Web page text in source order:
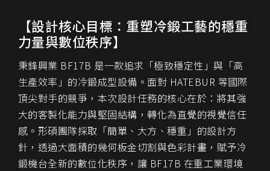
【設計核心目標：重塑冷鍛工藝的穩重
力量與數位秩序】
秉鋒興業 BF17B 是一款追求「極致穩定性」與「高
生產效率」的冷鍛成型設備。面對 HATEBUR 等國際
頂尖對手的競爭，本次設計任務的核心在於：將其強
大的客製化能力與堅固結構，轉化為直覺的視覺信任
感 。形碩團隊採取「簡單、大方、穩重」的設計方
針，透過大面積的幾何板金切割與色彩計畫，賦予冷
鍛機台全新的數位化秩序，讓 BF17B 在重工業環境